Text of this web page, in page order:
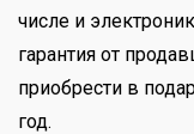
числе и
гарантия от
приобрести в
год.